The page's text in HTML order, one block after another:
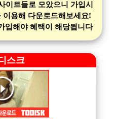
이트들로 모았으니 가입시
이용해 다운로드해보세요!
입해야 혜택이 해당됩니다
스크